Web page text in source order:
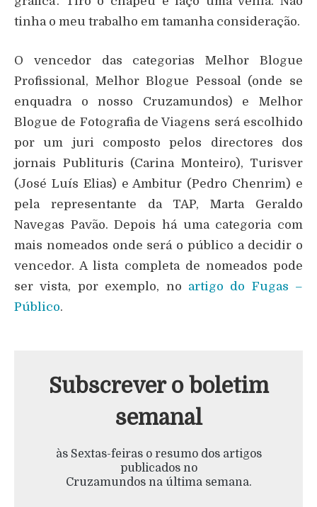
tinha o meu trabalho em tamanha consideração.
O vencedor das categorias Melhor Blogue
Profissional, Melhor Blogue Pessoal (onde se
enquadra o nosso Cruzamundos) e Melhor
Blogue de Fotografia de Viagens será escolhido
por um juri composto pelos directores dos
jornais Publituris (Carina Monteiro), Turisver
(José Luís Elias) e Ambitur (Pedro Chenrim) e
pela representante da TAP, Marta Geraldo
Navegas Pavão. Depois há uma categoria com
mais nomeados onde será o público a decidir o
vencedor. A lista completa de nomeados pode
ser vista, por exemplo, no artigo do Fugas –
Público.
Subscrever o boletim
semanal
às Sextas-feiras o resumo dos artigos
publicados no
Cruzamundos na última semana.